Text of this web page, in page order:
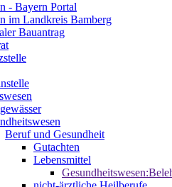
- Bayern Portal
im Landkreis Bamberg
Bauantrag
Beruf und Gesundheit
Gutachten
Lebensmittel